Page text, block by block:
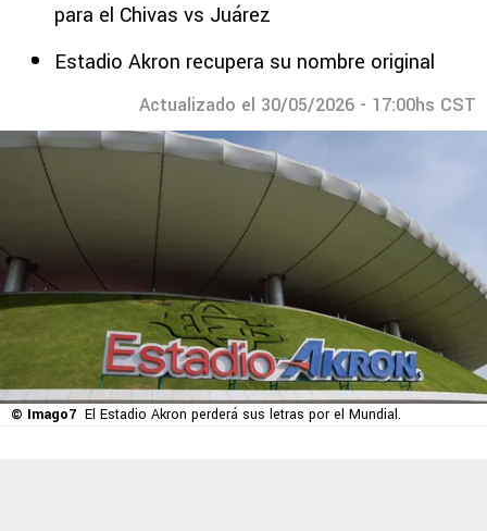
para el Chivas vs Juárez
Estadio Akron recupera su nombre original
Actualizado el 30/05/2026 - 17:00hs CST
© Imago7 El Estadio Akron perderá sus letras por el Mundial.